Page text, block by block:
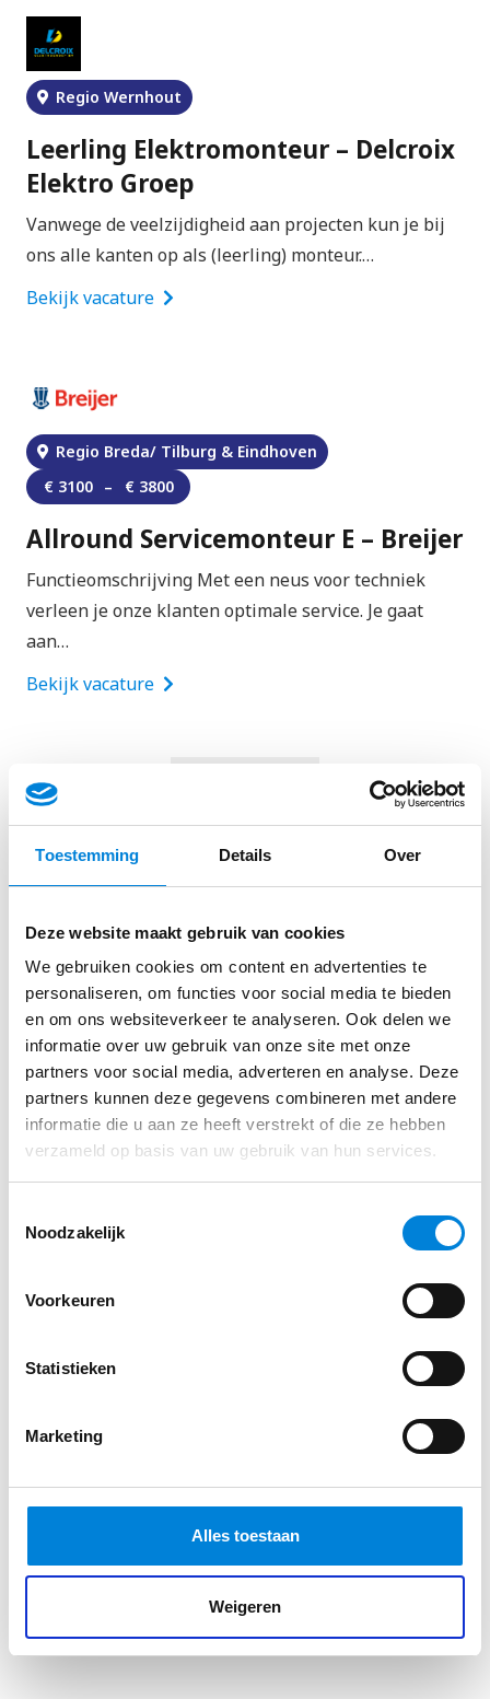
Toestemming Details Over
Deze website maakt gebruik van cookies
We gebruiken cookies om content en advertenties te
personaliseren, om functies voor social media te bieden
en om ons websiteverkeer te analyseren. Ook delen we
informatie over uw gebruik van onze site met onze
partners voor social media, adverteren en analyse. Deze
partners kunnen deze gegevens combineren met andere
informatie die u aan ze heeft verstrekt of die ze hebben
verzameld op basis van uw gebruik van hun services.
Noodzakelijk
Voorkeuren
Statistieken
Marketing
Alles toestaan
Weigeren
Regio Wernhout
Leerling Elektromonteur – Delcroix
Elektro Groep
Vanwege de veelzijdigheid aan projecten kun je bij
ons alle kanten op als (leerling) monteur.…
Bekijk vacature
Regio Breda/ Tilburg & Eindhoven
€ 3100 – € 3800
Allround Servicemonteur E – Breijer
Functieomschrijving Met een neus voor techniek
verleen je onze klanten optimale service. Je gaat
aan…
Bekijk vacature
Bekijk alle elektricien vacatures